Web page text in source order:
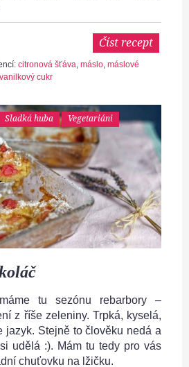
Číst recept
citronová šťáva máslo máslové
vanilkový cukr
Sladká huba Vegetariáni
tu sezónu rebarbory –
z říše zeleniny. Trpká, kyselá,
jazyk. Stejně to člověku nedá a
udělá :). Mám tu tedy pro vás
chuťovku na lžičku.